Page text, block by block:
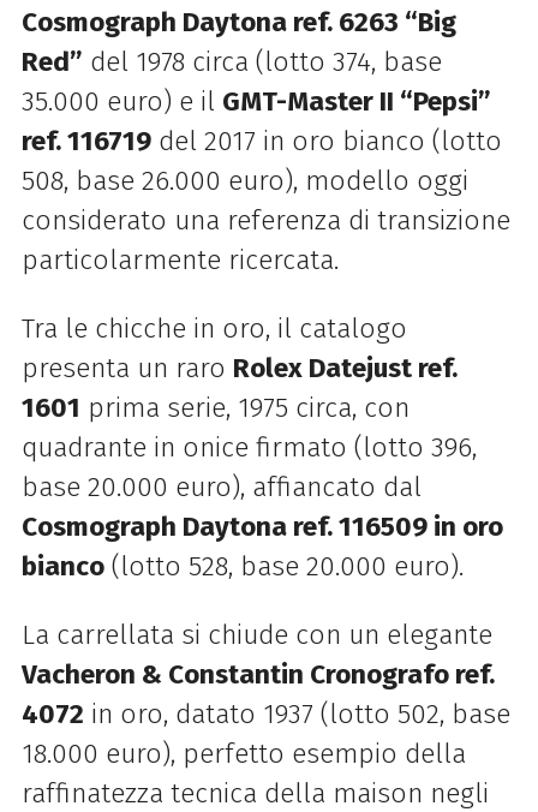
Cosmograph Daytona ref. 6263 “Big
Red” del 1978 circa (lotto 374, base
35.000 euro) e il GMT-Master II “Pepsi”
ref. 116719del 2017 in oro bianco (lotto
508, base 26.000 euro), modello oggi
considerato una referenza di transizione
particolarmente ricercata.
Tra le chicche in oro, il catalogo
presenta un raro Rolex Datejust ref.
1601 prima serie, 1975 circa, con
quadrante in onice firmato (lotto 396,
base 20.000 euro), affiancato dal
Cosmograph Daytona ref. 116509 in oro
bianco(lotto 528, base 20.000 euro).
La carrellata si chiude con un elegante
Vacheron & Constantin Cronografo ref.
4072 in oro, datato 1937 (lotto 502, base
18.000 euro), perfetto esempio della
raffinatezza tecnica della maison negli